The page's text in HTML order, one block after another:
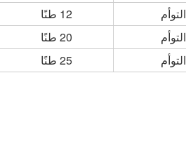
التوأم
12 طنًا
التوأم
20 طنًا
التوأم 25 طنًا